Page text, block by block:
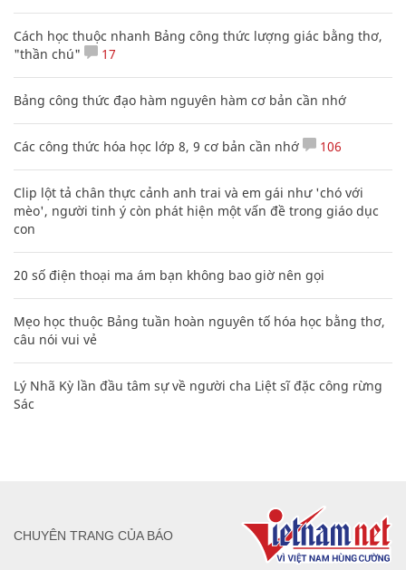
Cách học thuộc nhanh Bảng công thức lượng giác bằng thơ,
"thần chú"
17
Bảng công thức đạo hàm nguyên hàm cơ bản cần nhớ
Các công thức hóa học lớp 8, 9 cơ bản cần nhớ 106
Clip lột tả chân thực cảnh anh trai và em gái như 'chó với
mèo', người tinh ý còn phát hiện một vấn đề trong giáo dục
con
20 số điện thoại ma ám bạn không bao giờ nên gọi
Mẹo học thuộc Bảng tuần hoàn nguyên tố hóa học bằng thơ,
câu nói vui vẻ
Lý Nhã Kỳ lần đầu tâm sự về người cha Liệt sĩ đặc công rừng
Sác
CHUYÊN TRANG CỦA BÁO